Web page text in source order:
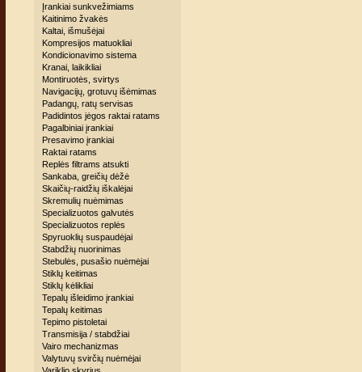
Įrankiai sunkvežimiams
Kaitinimo žvakės
Kaltai, išmušėjai
Kompresijos matuokliai
Kondicionavimo sistema
Kranai, laikikliai
Montiruotės, svirtys
Navigacijų, grotuvų išėmimas
Padangų, ratų servisas
Padidintos jėgos raktai ratams
Pagalbiniai įrankiai
Presavimo įrankiai
Raktai ratams
Replės filtrams atsukti
Sankaba, greičių dėžė
Skaičių-raidžių iškalėjai
Skremulių nuėmimas
Specializuotos galvutės
Specializuotos replės
Spyruoklių suspaudėjai
Stabdžių nuorinimas
Stebulės, pusašio nuėmėjai
Stiklų keitimas
Stiklų kėlikliai
Tepalų išleidimo įrankiai
Tepalų keitimas
Tepimo pistoletai
Transmisija / stabdžiai
Vairo mechanizmas
Valytuvų svirčių nuėmėjai